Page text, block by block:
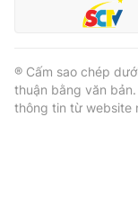
® Cấm sao chép
thuận bằng văn
thông tin từ website